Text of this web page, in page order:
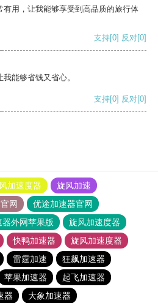
用，让我能够享受到高品质的旅行体
支持[0] 反对[0]
能够省钱又省心。
支持[0] 反对[0]
加速度器
旋风加速
网
优途加速器官网
外网苹果版
旋风加速度器
快鸭加速器
旋风加速度器
雷霆加速
狂飙加速器
苹果加速器
起飞加速器
器 大象加速器